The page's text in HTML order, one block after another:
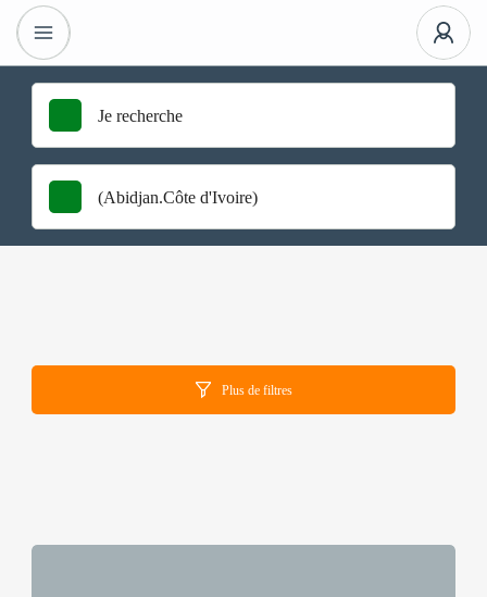
Plus de filtres